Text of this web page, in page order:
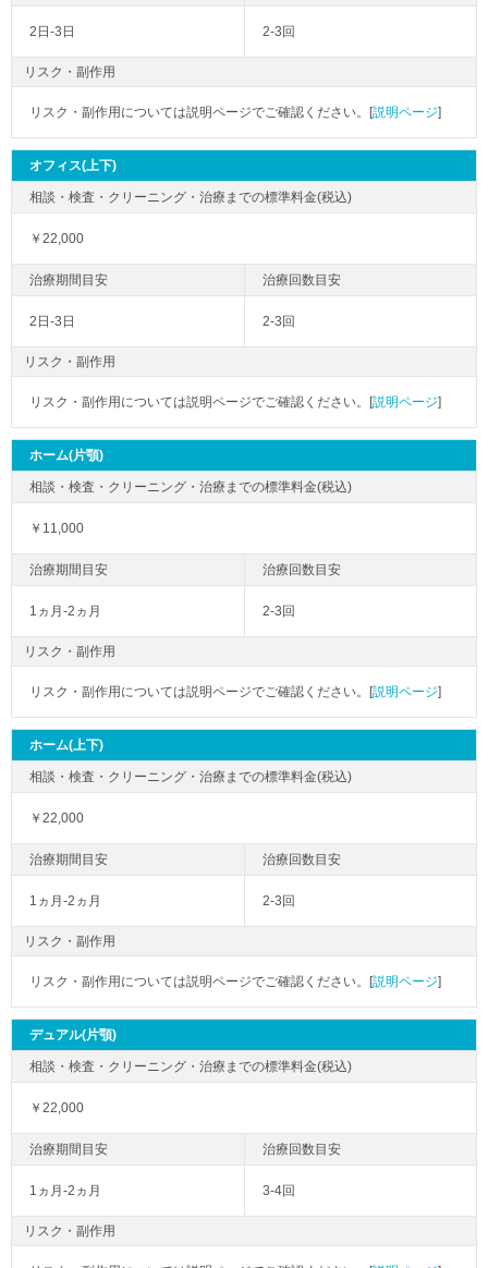
2日-3日 2-3回
リスク・副作用
リスク・副作用については説明ページでご確認ください。[説明ページ]
オフィス(上下)
￥22,000
2日-3日 2-3回
リスク・副作用
リスク・副作用については説明ページでご確認ください。[説明ページ]
ホーム(片顎)
￥11,000
1ヵ月-2ヵ月 2-3回
リスク・副作用
リスク・副作用については説明ページでご確認ください。[説明ページ]
ホーム(上下)
￥22,000
1ヵ月-2ヵ月 2-3回
リスク・副作用
リスク・副作用については説明ページでご確認ください。[説明ページ]
デュアル(片顎)
￥22,000
1ヵ月-2ヵ月 3-4回
リスク・副作用